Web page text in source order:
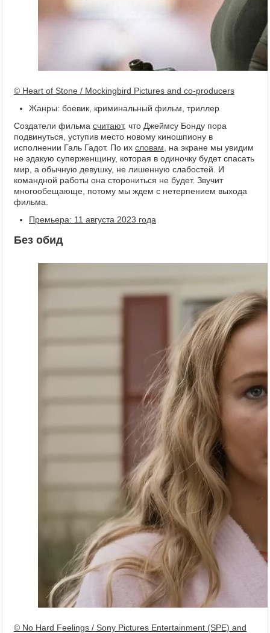
© Heart of Stone / Mockingbird Pictures and co-producers
Жанры: боевик, криминальный фильм, триллер
Создатели фильма считают, что Джеймсу Бонду пора
подвинуться, уступив место новому киношпиону в
исполнении Галь Гадот. По их словам , на экране мы увидим
не эдакую суперженщину, которая в одиночку будет спасать
мир, а обычную девушку, не лишенную слабостей. И
командной работы она сторониться не будет. Звучит
многообещающе, потому мы ждем с нетерпением выхода
фильма.
Премьера: 11 августа 2023 года
Без обид
© No Hard Feelings / Sony Pictures Entertainment (SPE) and